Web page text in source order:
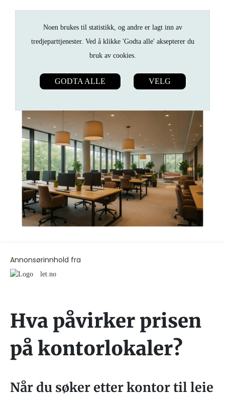
ANNONSØRINNHOLD FRALET.NO
Annonsørinnhold fra
let.no
Hva påvirker prisen
på kontorlokaler?
Når du søker etter kontor til leie
Noen brukes til statistikk, og andre er lagt inn av
tredjeparttjenester. Ved å klikke 'Godta alle' aksepterer du
bruk av cookies.
GODTA ALLE VELG